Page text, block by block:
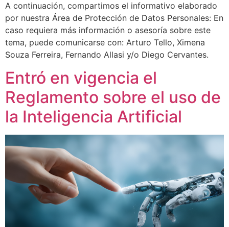
A continuación, compartimos el informativo elaborado
por nuestra Área de Protección de Datos Personales: En
caso requiera más información o asesoría sobre este
tema, puede comunicarse con: Arturo Tello, Ximena
Souza Ferreira, Fernando Allasi y/o Diego Cervantes.
Entró en vigencia el
Reglamento sobre el uso de
la Inteligencia Artificial